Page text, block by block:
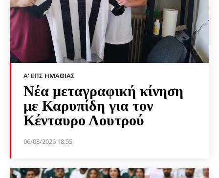
Α' ΕΠΣ ΗΜΑΘΊΑΣ
Νέα μεταγραφική κίνηση
με Καρυπίδη για τον
Κένταυρο Λουτρού
06/08/2026 18:55